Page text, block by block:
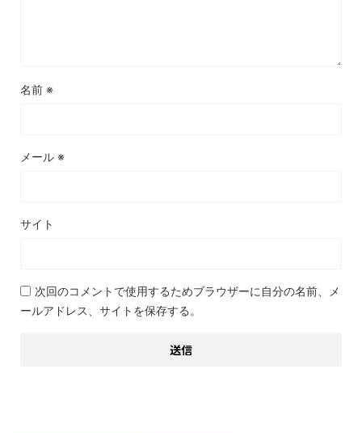
名前 ※
メール ※
サイト
次回のコメントで使用するためブラウザーに自分の名前、メ
ールアドレス、サイトを保存する。